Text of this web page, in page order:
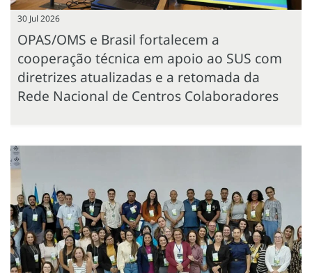
30 Jul 2026
OPAS/OMS e Brasil fortalecem a
cooperação técnica em apoio ao SUS com
diretrizes atualizadas e a retomada da
Rede Nacional de Centros Colaboradores